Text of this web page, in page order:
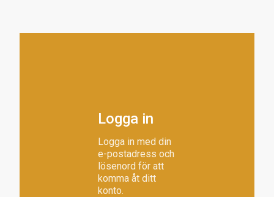
Logga in
Logga in med din
e-postadress och
lösenord för att
komma åt ditt
konto.